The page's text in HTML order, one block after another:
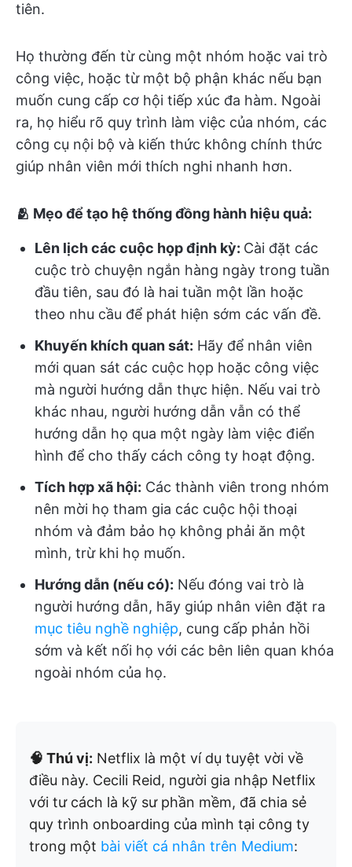
tiên.
Họ thường đến từ cùng một nhóm hoặc vai trò
công việc, hoặc từ một bộ phận khác nếu bạn
muốn cung cấp cơ hội tiếp xúc đa hàm. Ngoài
ra, họ hiểu rõ quy trình làm việc của nhóm, các
công cụ nội bộ và kiến thức không chính thức
giúp nhân viên mới thích nghi nhanh hơn.
🫂 Mẹo để tạo hệ thống đồng hành hiệu quả:
Lên lịch các cuộc họp định kỳ: Cài đặt các
cuộc trò chuyện ngắn hàng ngày trong tuần
đầu tiên, sau đó là hai tuần một lần hoặc
theo nhu cầu để phát hiện sớm các vấn đề.
Khuyến khích quan sát: Hãy để nhân viên
mới quan sát các cuộc họp hoặc công việc
mà người hướng dẫn thực hiện. Nếu vai trò
khác nhau, người hướng dẫn vẫn có thể
hướng dẫn họ qua một ngày làm việc điển
hình để cho thấy cách công ty hoạt động.
Tích hợp xã hội: Các thành viên trong nhóm
nên mời họ tham gia các cuộc hội thoại
nhóm và đảm bảo họ không phải ăn một
mình, trừ khi họ muốn.
Hướng dẫn (nếu có): Nếu đóng vai trò là
người hướng dẫn, hãy giúp nhân viên đặt ra
mục tiêu nghề nghiệp, cung cấp phản hồi
sớm và kết nối họ với các bên liên quan khóa
ngoài nhóm của họ.
🧠 Thú vị: Netflix là một ví dụ tuyệt vời về
điều này. Cecili Reid, người gia nhập Netflix
với tư cách là kỹ sư phần mềm, đã chia sẻ
quy trình onboarding của mình tại công ty
trong một bài viết cá nhân trên Medium: